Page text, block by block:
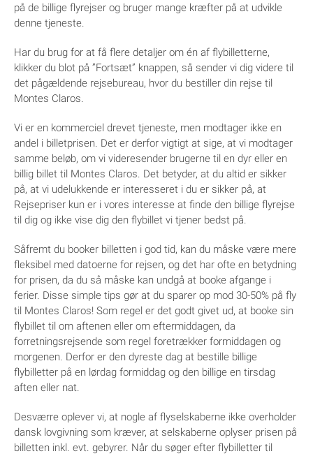
på de billige flyrejser og bruger mange kræfter på at udvikle
denne tjeneste.
Har du brug for at få flere detaljer om én af flybilletterne,
klikker du blot på ”Fortsæt” knappen, så sender vi dig videre til
det pågældende rejsebureau, hvor du bestiller din rejse til
Montes Claros.
Vi er en kommerciel drevet tjeneste, men modtager ikke en
andel i billetprisen. Det er derfor vigtigt at sige, at vi modtager
samme beløb, om vi videresender brugerne til en dyr eller en
billig billet til Montes Claros. Det betyder, at du altid er sikker
på, at vi udelukkende er interesseret i du er sikker på, at
Rejsepriser kun er i vores interesse at finde den billige flyrejse
til dig og ikke vise dig den flybillet vi tjener bedst på.
Såfremt du booker billetten i god tid, kan du måske være mere
fleksibel med datoerne for rejsen, og det har ofte en betydning
for prisen, da du så måske kan undgå at booke afgange i
ferier. Disse simple tips gør at du sparer op mod 30-50% på fly
til Montes Claros! Som regel er det godt givet ud, at booke sin
flybillet til om aftenen eller om eftermiddagen, da
forretningsrejsende som regel foretrækker formiddagen og
morgenen. Derfor er den dyreste dag at bestille billige
flybilletter på en lørdag formiddag og den billige en tirsdag
aften eller nat.
Desværre oplever vi, at nogle af flyselskaberne ikke overholder
dansk lovgivning som kræver, at selskaberne oplyser prisen på
billetten inkl. evt. gebyrer. Når du søger efter flybilletter til